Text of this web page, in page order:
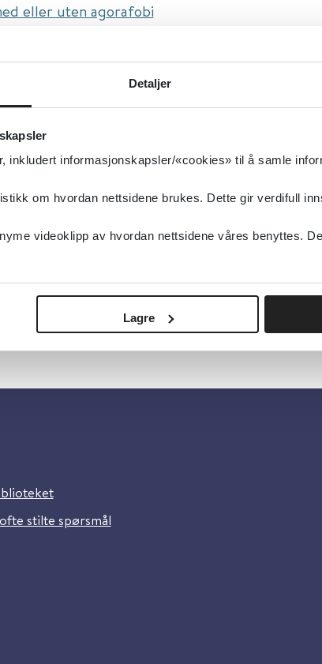
Detaljer
inkludert informasjonskapsler/«cookies» til å samle
om hvordan nettsidene brukes. Dette gir verdifull
videoklipp av hvordan nettsidene våres benyttes.
Lagre
eller uten agorafobi
a network meta‐analysis
Panikklidelse, Psykoterapi
Oppsummert forskning
Library
stilte spørsmål